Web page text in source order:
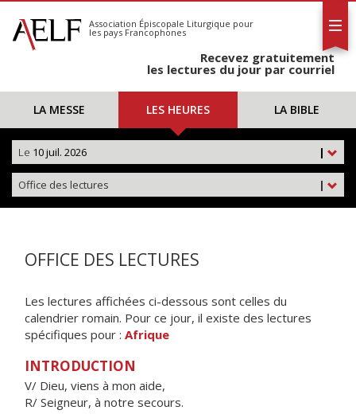
S'abonner
Calendrier
Association Épiscopale Liturgique pour
les pays Francophones
Recevez gratuitement
les lectures du jour par courriel
LA MESSE LES HEURES LA BIBLE
|
Le 10 juil. 2026
|
Office des lectures
OFFICE DES LECTURES
Les lectures affichées ci-dessous sont celles du
calendrier romain. Pour ce jour, il existe des lectures
spécifiques pour : Afrique
INTRODUCTION
V/ Dieu, viens à mon aide,
R/ Seigneur, à notre secours.